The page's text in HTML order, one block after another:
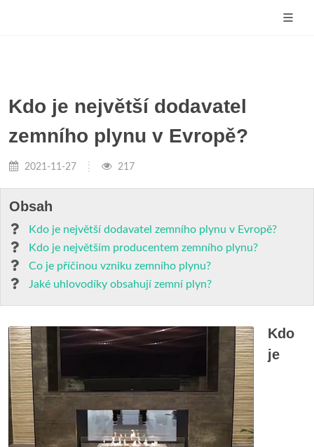
Kdo je největší dodavatel
zemního plynu v Evropě?
2021-11-27 217
Obsah
Kdo je největší dodavatel zemního plynu v Evropě?
Kdo je největším producentem zemního plynu?
Co je příčinou vzniku zemního plynu?
Jaké uhlovodíky obsahují zemní plyn?
Kdo
je